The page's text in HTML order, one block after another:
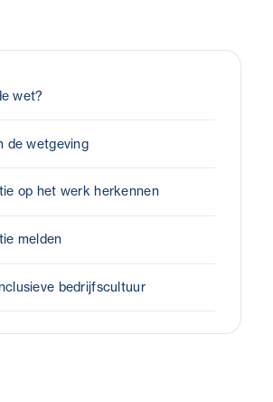
wet?
de wetgeving
op het werk herkennen
melden
bedrijfscultuur